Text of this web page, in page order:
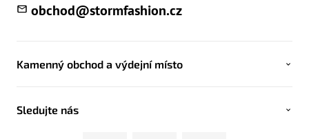
obchod@stormfashion.cz
Kamenný obchod a výdejní místo
Sledujte nás